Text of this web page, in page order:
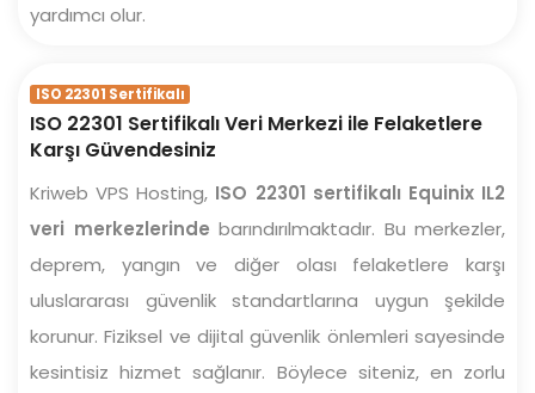
yardımcı olur.
ISO 22301 Sertifikalı
ISO 22301 Sertifikalı Veri Merkezi ile Felaketlere
Karşı Güvendesiniz
Kriweb VPS Hosting, ISO 22301 sertifikalı Equinix IL2
veri merkezlerinde barındırılmaktadır. Bu merkezler,
deprem, yangın ve diğer olası felaketlere karşı
uluslararası güvenlik standartlarına uygun şekilde
korunur. Fiziksel ve dijital güvenlik önlemleri sayesinde
kesintisiz hizmet sağlanır. Böylece siteniz, en zorlu